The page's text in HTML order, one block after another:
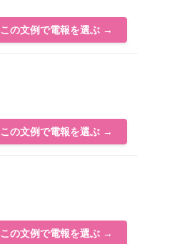
この文例で電報を選ぶ →
この文例で電報を選ぶ →
この文例で電報を選ぶ →